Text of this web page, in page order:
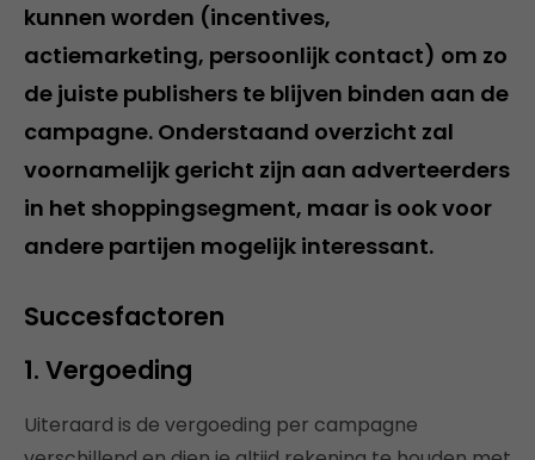
kunnen worden (incentives,
actiemarketing, persoonlijk contact) om zo
de juiste publishers te blijven binden aan de
campagne. Onderstaand overzicht zal
voornamelijk gericht zijn aan adverteerders
in het shoppingsegment, maar is ook voor
andere partijen mogelijk interessant.
Succesfactoren
1. Vergoeding
Uiteraard is de vergoeding per campagne